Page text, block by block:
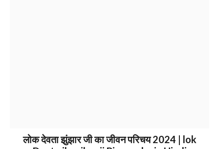
लोक देवता झुंझार जी का जीवन परिचय 2024 | lok